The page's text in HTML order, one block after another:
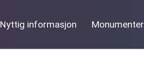
Nyttig informasjon Monumenter